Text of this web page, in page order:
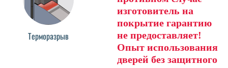
Терморазрыв
изготовитель на
покрытие гарантию
не предоставляет!
Опыт использования
дверей без защитного